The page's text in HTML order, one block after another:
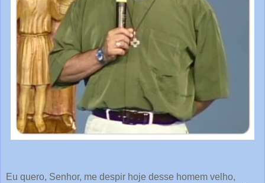
Eu quero, Senhor, me despir hoje desse homem velho,